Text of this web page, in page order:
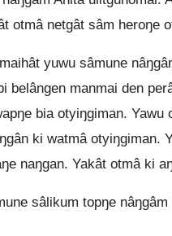
otmâ netgât sâm heroŋe
yuwu sâmune
belângen manmai den
bia otyiŋgiman.
ki watmâ otyiŋgiman.
naŋgan. Yakât otmâ ki
sâlikum topŋe